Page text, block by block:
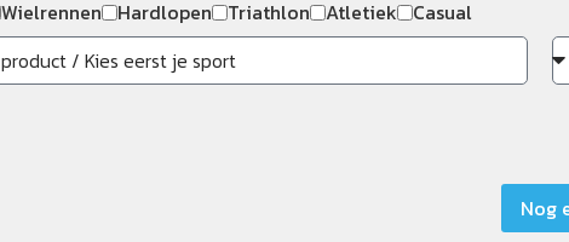
Wielrennen Hardlopen Triathlon Atletiek Casual
Nog